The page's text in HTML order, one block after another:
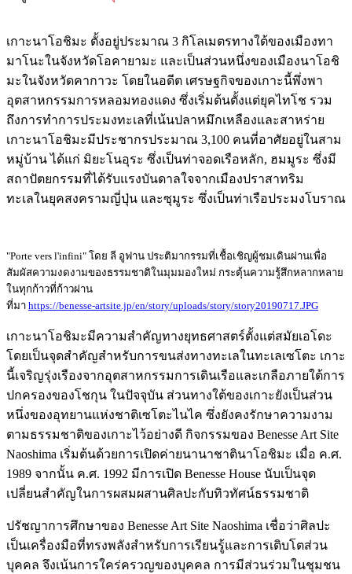
เกาะนาโอชิมะ ตั้งอยู่ประมาณ 3 กิโลเมตรทางใต้ของเมืองทา
มาโนะในจังหวัดโอคายามะ และเป็นส่วนหนึ่งของเมืองนาโอชิ
มะในจังหวัดคากาวะ โดยในอดีต เศรษฐกิจของเกาะนี้พึ่งพา
อุตสาหกรรมการหลอมทองแดง ซึ่งเริ่มต้นตั้งแต่ยุคไทโช รวม
ถึงการทำการประมงทะเลที่เน้นปลาหมึกเหลืองและสาหร่าย
เกาะนาโอชิมะมีประชากรประมาณ 3,100 คนที่อาศัยอยู่ในสาม
หมู่บ้าน ได้แก่ มิยะโนอุระ ซึ่งเป็นท่าจอดเรือหลัก, ฮมมูระ ซึ่งมี
สถาปัตยกรรมที่ได้รับแรงบันดาลใจจากเมืองปราสาทริม
ทะเลในยุคสงครามญี่ปุ่น และซุมูระ ซึ่งเป็นท่าเรือประมงโบราณ
"Porte vers l'infini" โดย ลี อูฟาน ประติมากรรมที่เชื้อเชิญผู้ชมเดินผ่านเพื่อ
สัมผัสความงดงามของธรรมชาติในมุมมองใหม่ กระตุ้นความรู้สึกหลากหลาย
ในทุกก้าวที่ก้าวผ่าน
ที่มา https://benesse-artsite.jp/en/story/uploads/story/story20190717.JPG
เกาะนาโอชิมะมีความสำคัญทางยุทธศาสตร์ตั้งแต่สมัยเอโดะ
โดยเป็นจุดสำคัญสำหรับการขนส่งทางทะเลในทะเลเซโตะ เกาะ
นี้เจริญรุ่งเรืองจากอุตสาหกรรมการเดินเรือและเกลือภายใต้การ
ปกครองของโชกุน ในปัจจุบัน ส่วนทางใต้ของเกาะยังเป็นส่วน
หนึ่งของอุทยานแห่งชาติเซโตะไนไค ซึ่งยังคงรักษาความงาม
ตามธรรมชาติของเกาะไว้อย่างดี กิจกรรมของ Benesse Art Site
Naoshima เริ่มต้นด้วยการเปิดค่ายนานาชาตินาโอชิมะ เมื่อ ค.ศ.
1989 จากนั้น ค.ศ. 1992 มีการเปิด Benesse House นับเป็นจุด
เปลี่ยนสำคัญในการผสมผสานศิลปะกับทิวทัศน์ธรรมชาติ
ปรัชญาการศึกษาของ Benesse Art Site Naoshima เชื่อว่าศิลปะ
เป็นเครื่องมือที่ทรงพลังสำหรับการเรียนรู้และการเติบโตส่วน
บุคคล จึงเน้นการใคร่ครวญของบุคคล การมีส่วนร่วมในชุมชน